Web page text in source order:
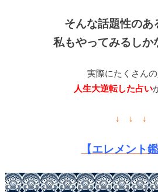
そんな話題性のあ
私もやってみるしか
実際にたくさん
人生大逆転した占い
↓ ↓ ↓
【エレメント鑑